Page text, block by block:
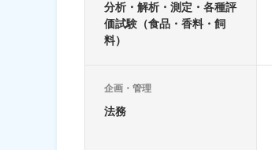
分析・解析・測定・各種評
価試験（食品・香料・飼
料）
企画・管理
法務